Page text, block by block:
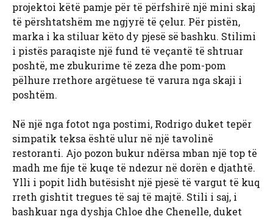
projektoi këtë pamje për të përfshirë një mini skaj
të përshtatshëm me ngjyrë të çelur. Për pistën,
marka i ka stiluar këto dy pjesë së bashku. Stilimi
i pistës paraqiste një fund të veçantë të shtruar
poshtë, me zbukurime të zeza dhe pom-pom
pëlhure rrethore argëtuese të varura nga skaji i
poshtëm.
Në një nga fotot nga postimi, Rodrigo duket tepër
simpatik teksa është ulur në një tavolinë
restoranti. Ajo pozon bukur ndërsa mban një top të
madh me fije të kuqe të ndezur në dorën e djathtë.
Ylli i popit lidh butësisht një pjesë të vargut të kuq
rreth gishtit tregues të saj të majtë. Stili i saj, i
bashkuar nga dyshja Chloe dhe Chenelle, duket